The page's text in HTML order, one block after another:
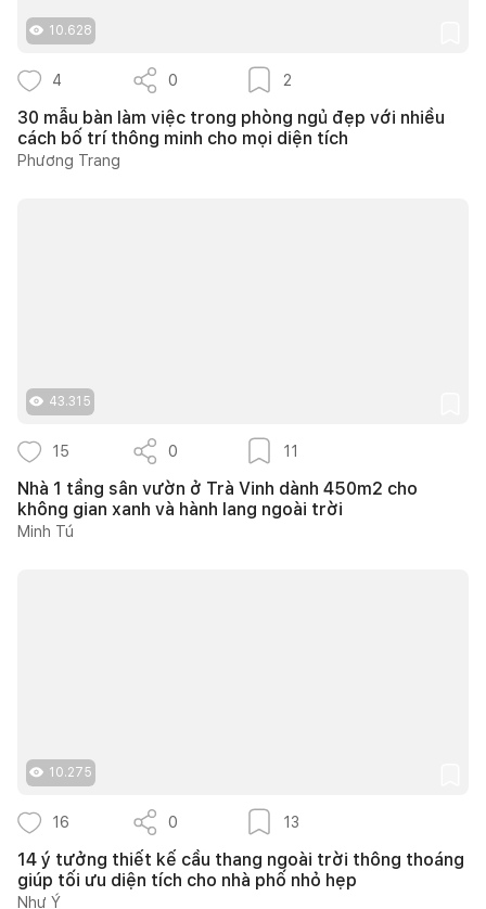
10.628
4 0 2
30 mẫu bàn làm việc trong phòng ngủ đẹp với nhiều
cách bố trí thông minh cho mọi diện tích
Phương Trang
43.315
15 0 11
Nhà 1 tầng sân vườn ở Trà Vinh dành 450m2 cho
không gian xanh và hành lang ngoài trời
Minh Tú
10.275
16 0 13
14 ý tưởng thiết kế cầu thang ngoài trời thông thoáng
giúp tối ưu diện tích cho nhà phố nhỏ hẹp
Như Ý